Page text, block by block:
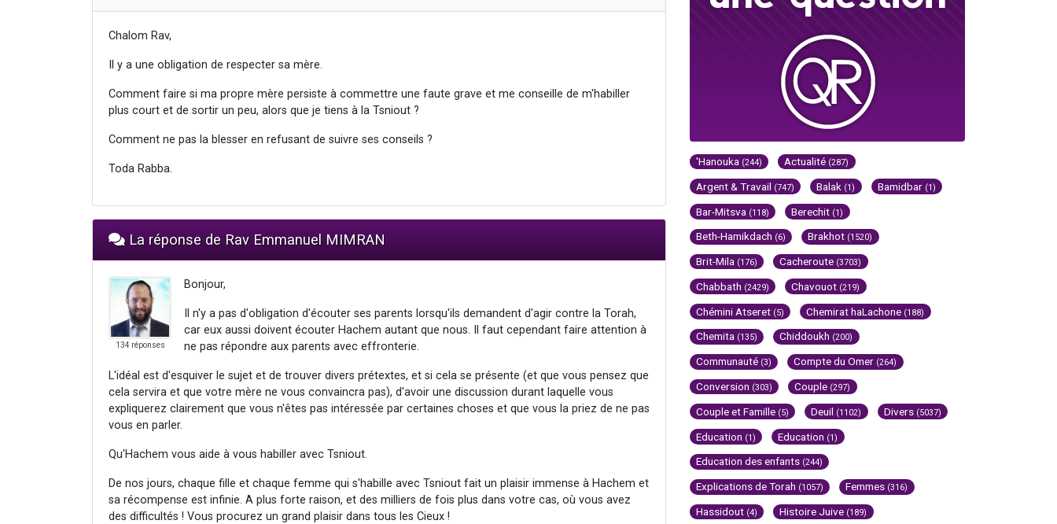
Chalom Rav,
Il y a une obligation de respecter sa mère.
Comment faire si ma propre mère persiste à commettre une faute grave et me conseille de m'habiller
plus court et de sortir un peu, alors que je tiens à la Tsniout ?
Comment ne pas la blesser en refusant de suivre ses conseils ?
Toda Rabba.
La réponse de Rav Emmanuel MIMRAN
134 réponses
Bonjour,
Il n'y a pas d'obligation d'écouter ses parents lorsqu'ils demandent d'agir contre la Torah,
car eux aussi doivent écouter Hachem autant que nous. Il faut cependant faire attention à
ne pas répondre aux parents avec effronterie.
L'idéal est d'esquiver le sujet et de trouver divers prétextes, et si cela se présente (et que vous pensez que
cela servira et que votre mère ne vous convaincra pas), d'avoir une discussion durant laquelle vous
expliquerez clairement que vous n'êtes pas intéressée par certaines choses et que vous la priez de ne pas
vous en parler.
Qu'Hachem vous aide à vous habiller avec Tsniout.
De nos jours, chaque fille et chaque femme qui s'habille avec Tsniout fait un plaisir immense à Hachem et
sa récompense est infinie. A plus forte raison, et des milliers de fois plus dans votre cas, où vous avez
des difficultés ! Vous procurez un grand plaisir dans tous les Cieux !
'Hanouka (244) Actualité (287)
Argent & Travail (747) Balak (1) Bamidbar (1)
Bar-Mitsva (118) Berechit (1)
Beth-Hamikdach (6) Brakhot (1520)
Brit-Mila (176) Cacheroute (3703)
Chabbath (2429) Chavouot (219)
Chémini Atseret (5) Chemirat haLachone (188)
Chemita (135) Chiddoukh (200)
Communauté (3) Compte du Omer (264)
Conversion (303) Couple (297)
Couple et Famille (5) Deuil (1102) Divers (5037)
Education (1) Education (1)
Education des enfants (244)
Explications de Torah (1057) Femmes (316)
Hassidout (4) Histoire Juive (189)